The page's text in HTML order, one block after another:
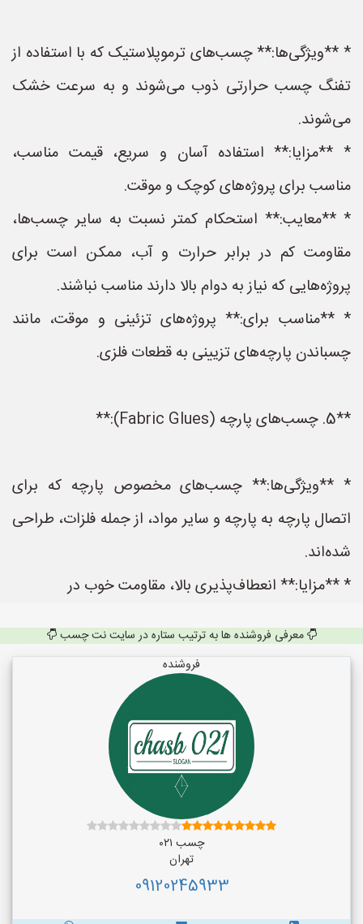
* **ویژگی‌ها:** چسب‌های ترموپلاستیک که با استفاده از
تفنگ چسب حرارتی ذوب می‌شوند و به سرعت خشک
می‌شوند.
* **مزایا:** استفاده آسان و سریع، قیمت مناسب،
مناسب برای پروژه‌های کوچک و موقت.
* **معایب:** استحکام کمتر نسبت به سایر چسب‌ها،
مقاومت کم در برابر حرارت و آب، ممکن است برای
پروژه‌هایی که نیاز به دوام بالا دارند مناسب نباشند.
* **مناسب برای:** پروژه‌های تزئینی و موقت، مانند
چسباندن پارچه‌های تزیینی به قطعات فلزی.
**5. چسب‌های پارچه (Fabric Glues):**
* **ویژگی‌ها:** چسب‌های مخصوص پارچه که برای
اتصال پارچه به پارچه و سایر مواد، از جمله فلزات، طراحی
شده‌اند.
* **مزایا:** انعطاف‌پذیری بالا، مقاومت خوب در
معرفی فروشنده ها به ترتیب ستاره در سایت نت چسب
فروشنده
چسب ۰۲۱
تهران
09120245933